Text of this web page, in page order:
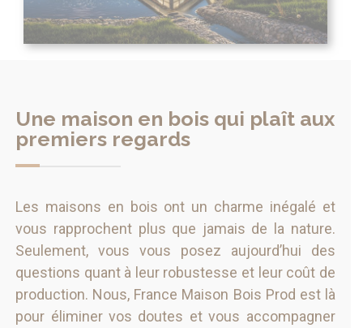
Une maison en bois qui plaît aux
premiers regards
Les maisons en bois ont un charme inégalé et
vous rapprochent plus que jamais de la nature.
Seulement, vous vous posez aujourd’hui des
questions quant à leur robustesse et leur coût de
production. Nous, France Maison Bois Prod est là
pour éliminer vos doutes et vous accompagner